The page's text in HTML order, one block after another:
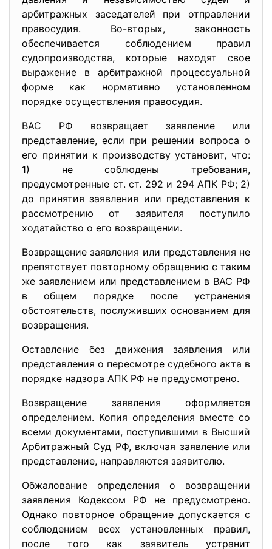
арбитражных заседателей при отправлении
правосудия. Во-вторых, законность
обеспечивается соблюдением правил
судопроизводства, которые находят свое
выражение в арбитражной процессуальной
форме как нормативно установленном
порядке осуществления правосудия.
ВАС РФ возвращает заявление или
представление, если при решении вопроса о
его принятии к производству установит, что:
1) не соблюдены требования,
предусмотренные ст. ст. 292 и 294 АПК РФ; 2)
до принятия заявления или представления к
рассмотрению от заявителя поступило
ходатайство о его возвращении.
Возвращение заявления или представления не
препятствует повторному обращению с таким
же заявлением или представлением в ВАС РФ
в общем порядке после устранения
обстоятельств, послуживших основанием для
возвращения.
Оставление без движения заявления или
представления о пересмотре судебного акта в
порядке надзора АПК РФ не предусмотрено.
Возвращение заявления оформляется
определением. Копия определения вместе со
всеми документами, поступившими в Высший
Арбитражный Суд РФ, включая заявление или
представление, направляются заявителю.
Обжалование определения о возвращении
заявления Кодексом РФ не предусмотрено.
Однако повторное обращение допускается с
соблюдением всех установленных правил,
после того как заявитель устранит